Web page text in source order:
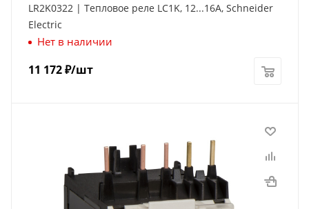
LR2K0322 | Тепловое реле LC1K, 12...16A, Schneider
Electric
Нет в наличии
11 172₽/шт